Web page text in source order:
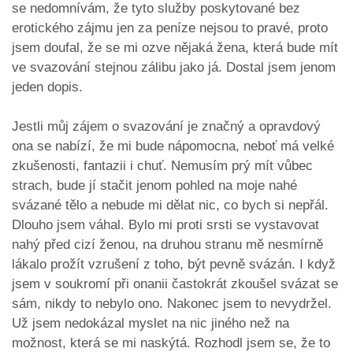
se nedomnívám, že tyto služby poskytované bez
erotického zájmu jen za peníze nejsou to pravé, proto
jsem doufal, že se mi ozve nějaká žena, která bude mít
ve svazování stejnou zálibu jako já. Dostal jsem jenom
jeden dopis.
Jestli můj zájem o svazování je značný a opravdový
ona se nabízí, že mi bude nápomocna, neboť má velké
zkušenosti, fantazii i chuť. Nemusím prý mít vůbec
strach, bude jí stačit jenom pohled na moje nahé
svázané tělo a nebude mi dělat nic, co bych si nepřál.
Dlouho jsem váhal. Bylo mi proti srsti se vystavovat
nahý před cizí ženou, na druhou stranu mě nesmírně
lákalo prožít vzrušení z toho, být pevně svázán. I když
jsem v soukromí při onanii častokrát zkoušel svázat se
sám, nikdy to nebylo ono. Nakonec jsem to nevydržel.
Už jsem nedokázal myslet na nic jiného než na
možnost, která se mi naskýtá. Rozhodl jsem se, že to